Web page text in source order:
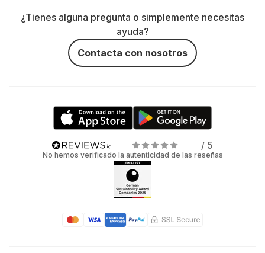
¿Tienes alguna pregunta o simplemente necesitas
ayuda?
Contacta con nosotros
/ 5
No hemos verificado la autenticidad de las reseñas